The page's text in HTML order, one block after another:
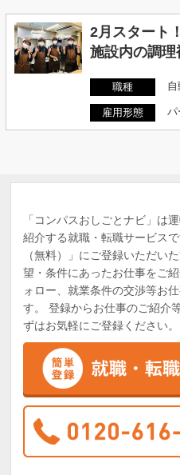
2月スタート
施設内の調
職種 自
雇用形態 パ
「コンパスおしごとナビ」は
紹介する就職・転職サービス
（無料）」にご登録いただい
望・条件にあったお仕事をご
ォロー、就業条件の交渉等お
す。 登録からお仕事のご紹介
ずはお気軽にご登録ください。